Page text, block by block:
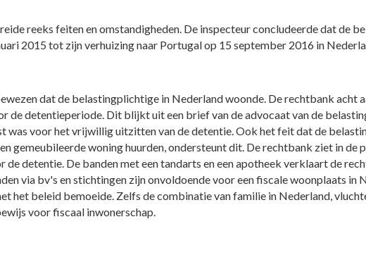
reeks feiten en omstandigheden. De inspecteur concludeerde dat de
2015 tot zijn verhuizing naar Portugal op 15 september 2016 in
dat de belastingplichtige in Nederland woonde. De rechtbank acht
de detentieperiode. Dit blijkt uit een brief van de advocaat van de
was voor het vrijwillig uitzitten van de detentie. Ook het feit dat de
gemeubileerde woning huurden, ondersteunt dit. De rechtbank ziet in de
detentie. De banden met een tandarts en een apotheek verklaart de
via bv's en stichtingen zijn onvoldoende voor een fiscale woonplaats in
het beleid bemoeide. Zelfs de combinatie van familie in Nederland,
voor fiscaal inwonerschap.